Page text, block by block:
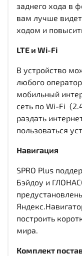
заднего хода в
вам лучше
ходом и
LTE и Wi-Fi
В устройство
любого
мобильный
сеть по Wi-Fi
раздать
пользоваться
Навигация
SPRO Plus
Бэйдоу и
построить
мира.
Комплект